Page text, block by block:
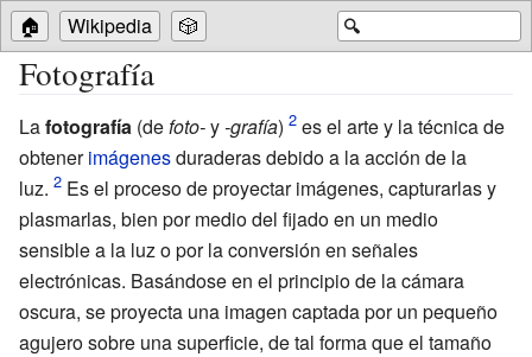
🔍
🏠 Wikipedia 🎲
Fotografía
Lafotografía (de foto-y-grafía)
es el arte y la técnica de
obtenerimágenesduraderas debido a la acción de la
luz.
Es el proceso de proyectar imágenes, capturarlas y
plasmarlas, bien por medio del fijado en un medio
sensible a la luz o por la conversión en señales
electrónicas. Basándose en el principio de la cámara
oscura, se proyecta una imagen captada por un pequeño
agujero sobre una superficie, de tal forma que el tamaño